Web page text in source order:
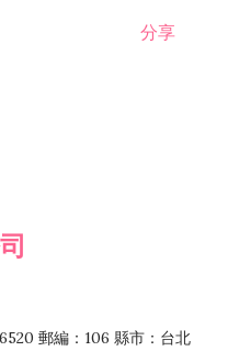
分享
郵編：106 縣市：台北